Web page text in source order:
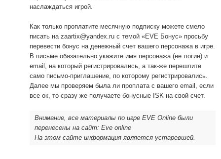
наслаждаться игрой.
Как только проплатите месячную подписку можете смело
писать на zaartix@yandex.ru с темой «EVE Бонус» просьбу
перевести бонус на денежный счет вашего персонажа в игре.
В письме обязательно укажите имя персонажа (не логин) и
email, на который регистрировались, а так-же перешлите
само письмо-приглашение, по которому регистрировались.
Далее мы проверяем была ли проплата с вашего email, если
все ок, то сразу же получаете бонусные ISK на свой счет.
Внимание, все материалы по игре EVE Online были
перенесены на сайт: Eve online
На этом сайте информация является устаревшей.